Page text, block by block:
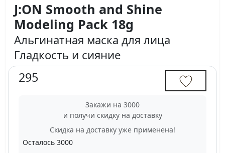
J:ON Smooth and Shine
Modeling Pack 18g
Альгинатная маска для лица
Гладкость и сияние
295
Закажи на 3000
и получи скидку на доставку
Скидка на доставку уже применена!
Осталось 3000